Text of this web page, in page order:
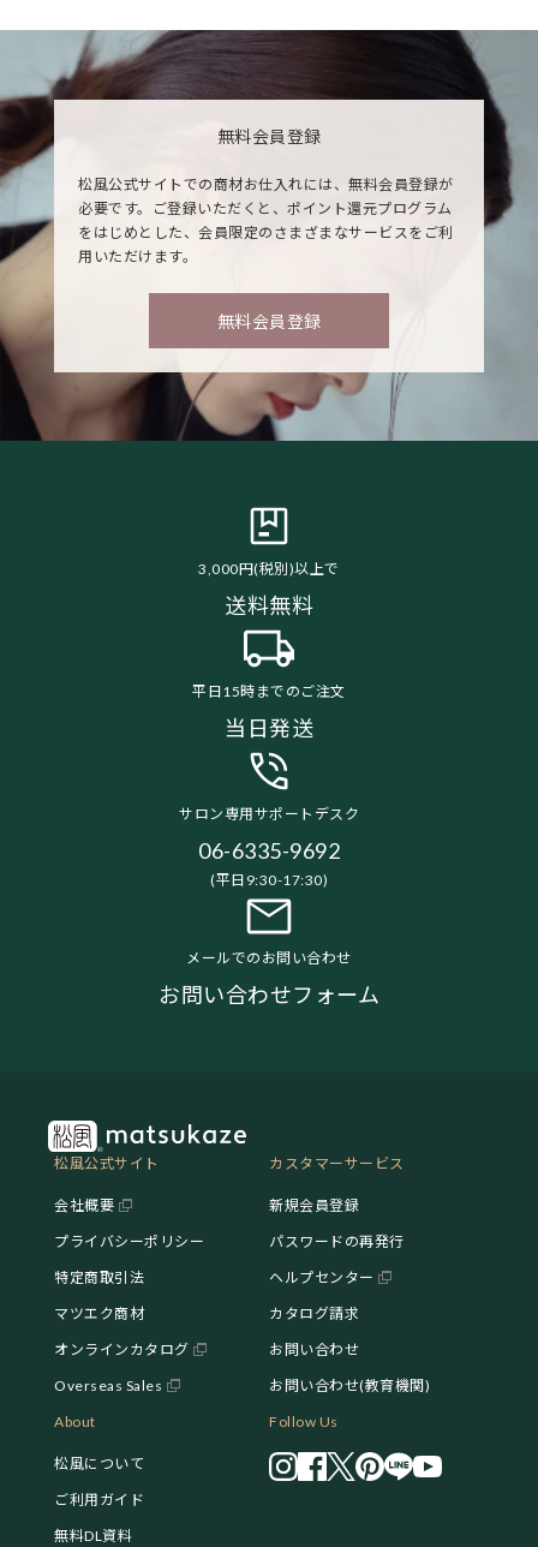
無料会員登録
松風公式サイトでの商材お仕入れには、無料会員登録が
必要です。ご登録いただくと、ポイント還元プログラム
をはじめとした、会員限定のさまざまなサービスをご利
用いただけます。
無料会員登録
3,000円(税別)以上で
送料無料
平日15時までのご注文
当日発送
サロン専用サポートデスク
06-6335-9692
(平日9:30-17:30)
メールでのお問い合わせ
お問い合わせフォーム
松風公式サイト
会社概要
プライバシーポリシー
特定商取引法
マツエク商材
オンラインカタログ
Overseas Sales
カスタマーサービス
新規会員登録
パスワードの再発行
ヘルプセンター
カタログ請求
お問い合わせ
お問い合わせ(教育機関)
About
松風について
ご利用ガイド
無料DL資料
Follow Us